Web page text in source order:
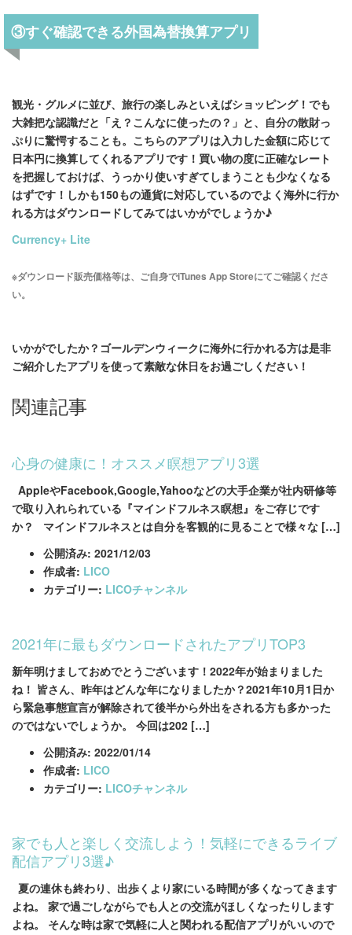
③すぐ確認できる外国為替換算アプリ
観光・グルメに並び、旅行の楽しみといえばショッピング！でも
大雑把な認識だと「え？こんなに使ったの？」と、自分の散財っ
ぷりに驚愕することも。こちらのアプリは入力した金額に応じて
日本円に換算してくれるアプリです！買い物の度に正確なレート
を把握しておけば、うっかり使いすぎてしまうことも少なくなる
はずです！しかも150もの通貨に対応しているのでよく海外に行か
れる方はダウンロードしてみてはいかがでしょうか♪
Currency+ Lite
※ダウンロード販売価格等は、ご自身でiTunes App Storeにてご確認くださ
い。
いかがでしたか？ゴールデンウィークに海外に行かれる方は是非
ご紹介したアプリを使って素敵な休日をお過ごしください！
関連記事
心身の健康に！オススメ瞑想アプリ3選
AppleやFacebook,Google,Yahooなどの大手企業が社内研修等
で取り入れられている『マインドフルネス瞑想』をご存じです
か？ マインドフルネスとは自分を客観的に見ることで様々な […]
公開済み: 2021/12/03
作成者: LICO
カテゴリー: LICOチャンネル
2021年に最もダウンロードされたアプリTOP3
新年明けましておめでとうございます！2022年が始まりました
ね！ 皆さん、昨年はどんな年になりましたか？2021年10月1日か
ら緊急事態宣言が解除されて後半から外出をされる方も多かった
のではないでしょうか。 今回は202 […]
公開済み: 2022/01/14
作成者: LICO
カテゴリー: LICOチャンネル
家でも人と楽しく交流しよう！気軽にできるライブ
配信アプリ3選♪
夏の連休も終わり、出歩くより家にいる時間が多くなってきます
よね。 家で過ごしながらでも人との交流がほしくなったりします
よね。 そんな時は家で気軽に人と関われる配信アプリがいいので